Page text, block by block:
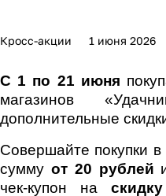
Кросс-акции 1 июня 2026
С 1 по 21 июня
магазинов
дополнительные
Совершайте покупки
сумму от 20 рублей
чек-купон на